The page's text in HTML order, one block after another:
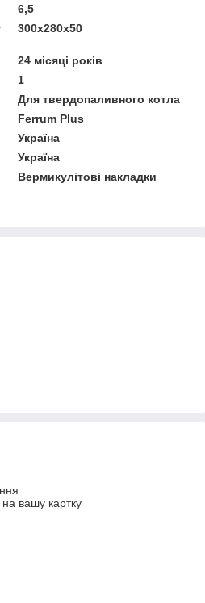
6,5
300х280х50
24 місяці років
1
Для твердопаливного котла
Ferrum Plus
Україна
Україна
Вермикулітові накладки
вашу картку